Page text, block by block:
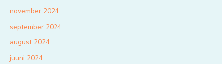
november 2024
september 2024
august 2024
juuni 2024